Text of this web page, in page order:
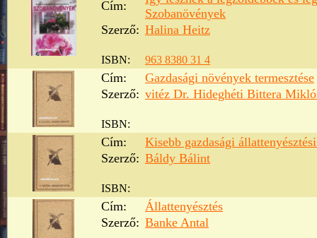
Cím:
Szobanövények
Szerző: Halina Heitz
ISBN: 963 8380 31 4
Cím:
Gazdasági növények termesztése
Szerző: vitéz Dr. Hideghéti Bittera
ISBN:
Cím:
Kisebb gazdasági
Szerző: Báldy Bálint
ISBN:
Cím:
Állattenyésztés
Szerző: Banke Antal